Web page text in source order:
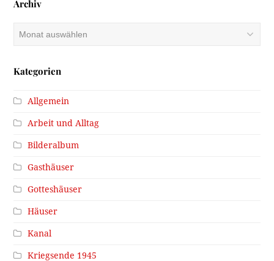
Archiv
Kategorien
Allgemein
Arbeit und Alltag
Bilderalbum
Gasthäuser
Gotteshäuser
Häuser
Kanal
Kriegsende 1945